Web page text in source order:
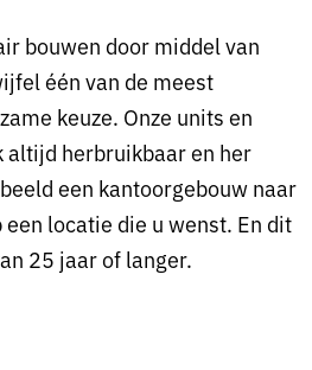
bouwen door middel van
één van de meest
keuze. Onze units en
herbruikbaar en her
een kantoorgebouw naar
locatie die u wenst. En dit
25 jaar of langer.